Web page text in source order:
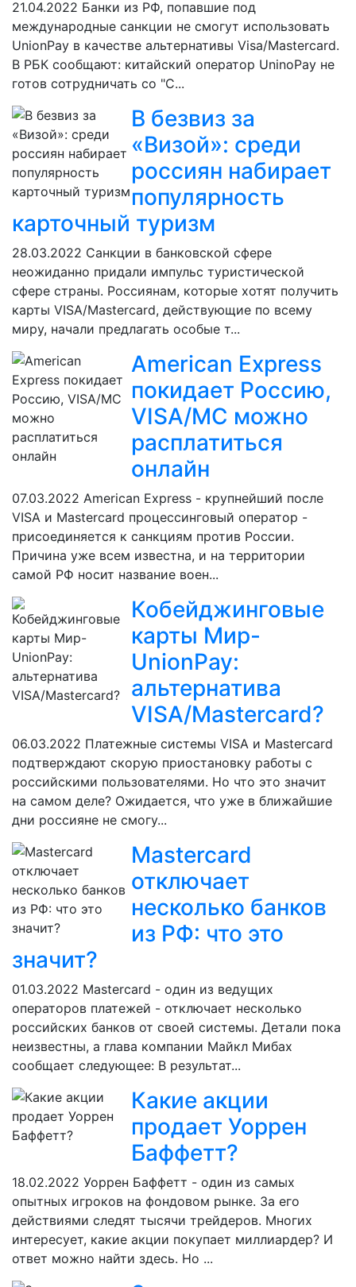
21.04.2022 Банки из РФ, попавшие под
международные санкции не смогут использовать
UnionPay в качестве альтернативы Visa/Mastercard.
В РБК сообщают: китайский оператор UninoPay не
готов сотрудничать со "С...
В безвиз за
«Визой»: среди
россиян набирает
популярность
карточный туризм
28.03.2022 Санкции в банковской сфере
неожиданно придали импульс туристической
сфере страны. Россиянам, которые хотят получить
карты VISA/Mastercard, действующие по всему
миру, начали предлагать особые т...
American Express
покидает Россию,
VISA/MC можно
расплатиться
онлайн
07.03.2022 American Express - крупнейший после
VISA и Mastercard процессинговый оператор -
присоединяется к санкциям против России.
Причина уже всем известна, и на территории
самой РФ носит название воен...
Кобейджинговые
карты Мир-
UnionPay:
альтернатива
VISA/Mastercard?
06.03.2022 Платежные системы VISA и Mastercard
подтверждают скорую приостановку работы с
российскими пользователями. Но что это значит
на самом деле? Ожидается, что уже в ближайшие
дни россияне не смогу...
Mastercard
отключает
несколько банков
из РФ: что это
значит?
01.03.2022 Mastercard - один из ведущих
операторов платежей - отключает несколько
российских банков от своей системы. Детали пока
неизвестны, а глава компании Майкл Мибах
сообщает следующее: В результат...
Какие акции
продает Уоррен
Баффетт?
18.02.2022 Уоррен Баффетт - один из самых
опытных игроков на фондовом рынке. За его
действиями следят тысячи трейдеров. Многих
интересует, какие акции покупает миллиардер? И
ответ можно найти здесь. Но ...